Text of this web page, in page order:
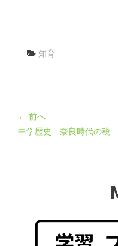
知育
← 前へ
中学歴史 奈良時代の税